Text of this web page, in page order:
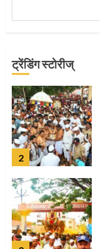
ट्रेंडिंग स्टोरीज्
2
3